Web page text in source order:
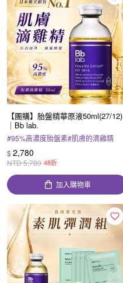
【團購】胎盤精華原液50ml(27/12)
｜Bb lab.
#95%高濃度胎盤素#肌膚的滴雞精
$ 2,780
NTD5,780 48折
加入購物車